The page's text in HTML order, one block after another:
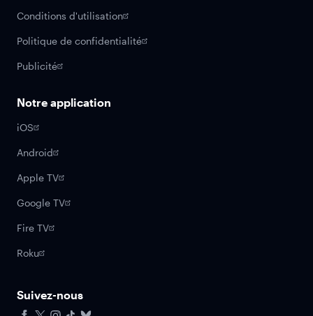
Conditions d'utilisation
Politique de confidentialité
Publicité
Notre application
iOS
Android
Apple TV
Google TV
Fire TV
Roku
Suivez-nous